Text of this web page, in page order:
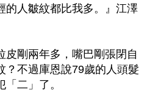
的人皺紋都比我多。』江澤
皮剛兩年多，嘴巴剛張閉自
？不過庫恩說79歲的人頭髮
「二」了。